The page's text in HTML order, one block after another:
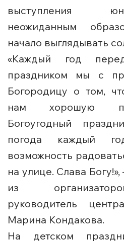
выступления
неожиданным
начало выглядывать
«Каждый год
праздником мы с
Богородицу о том,
нам хорошую
Богоугодный
погода каждый
возможность
на улице. Слава
из
руководитель
Марина Кондакова.
На детском